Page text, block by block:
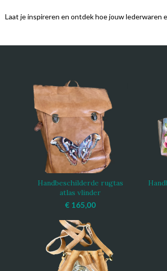
Laat je inspireren en ontdek hoe jouw lederwaren
TOEVOEGEN AAN
WINKELWAGEN
Handbeschilderde rugtas
atlas vlinder
€ 165,00